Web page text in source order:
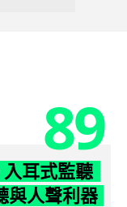
89
耳式監聽
與人聲利器